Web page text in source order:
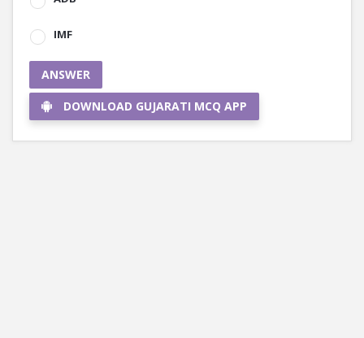
IMF
ANSWER
DOWNLOAD GUJARATI MCQ APP